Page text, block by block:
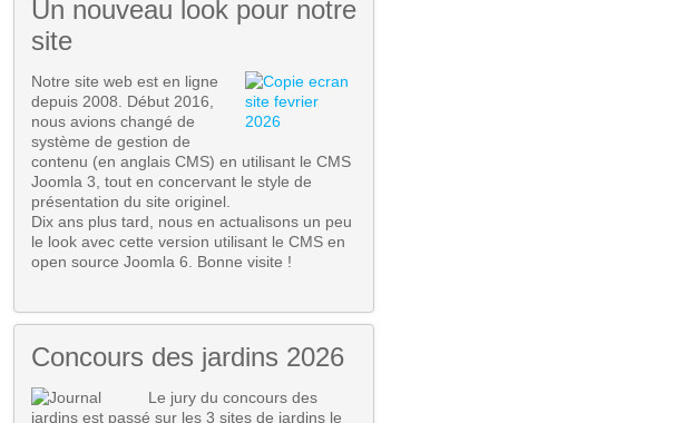
Un nouveau look pour notre
site
Notre site web est en ligne
depuis 2008. Début 2016,
nous avions changé de
système de gestion de
contenu (en anglais CMS) en utilisant le CMS
Joomla 3, tout en concervant le style de
présentation du site originel.
Dix ans plus tard, nous en actualisons un peu
le look avec cette version utilisant le CMS en
open source Joomla 6. Bonne visite !
Concours des jardins 2026
Le jury du concours des
jardins est passé sur les 3 sites de jardins le